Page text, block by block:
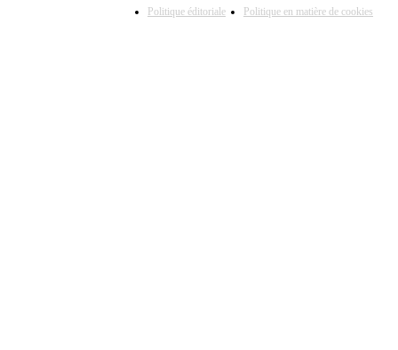
Politique éditoriale
Politique en matière de cookies